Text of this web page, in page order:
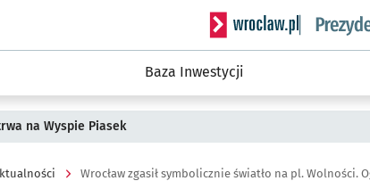
Serwis informacyjny
Baza Inwestycji
na Wyspie Piasek
Wrocław zgasił symbolicznie światło na pl.